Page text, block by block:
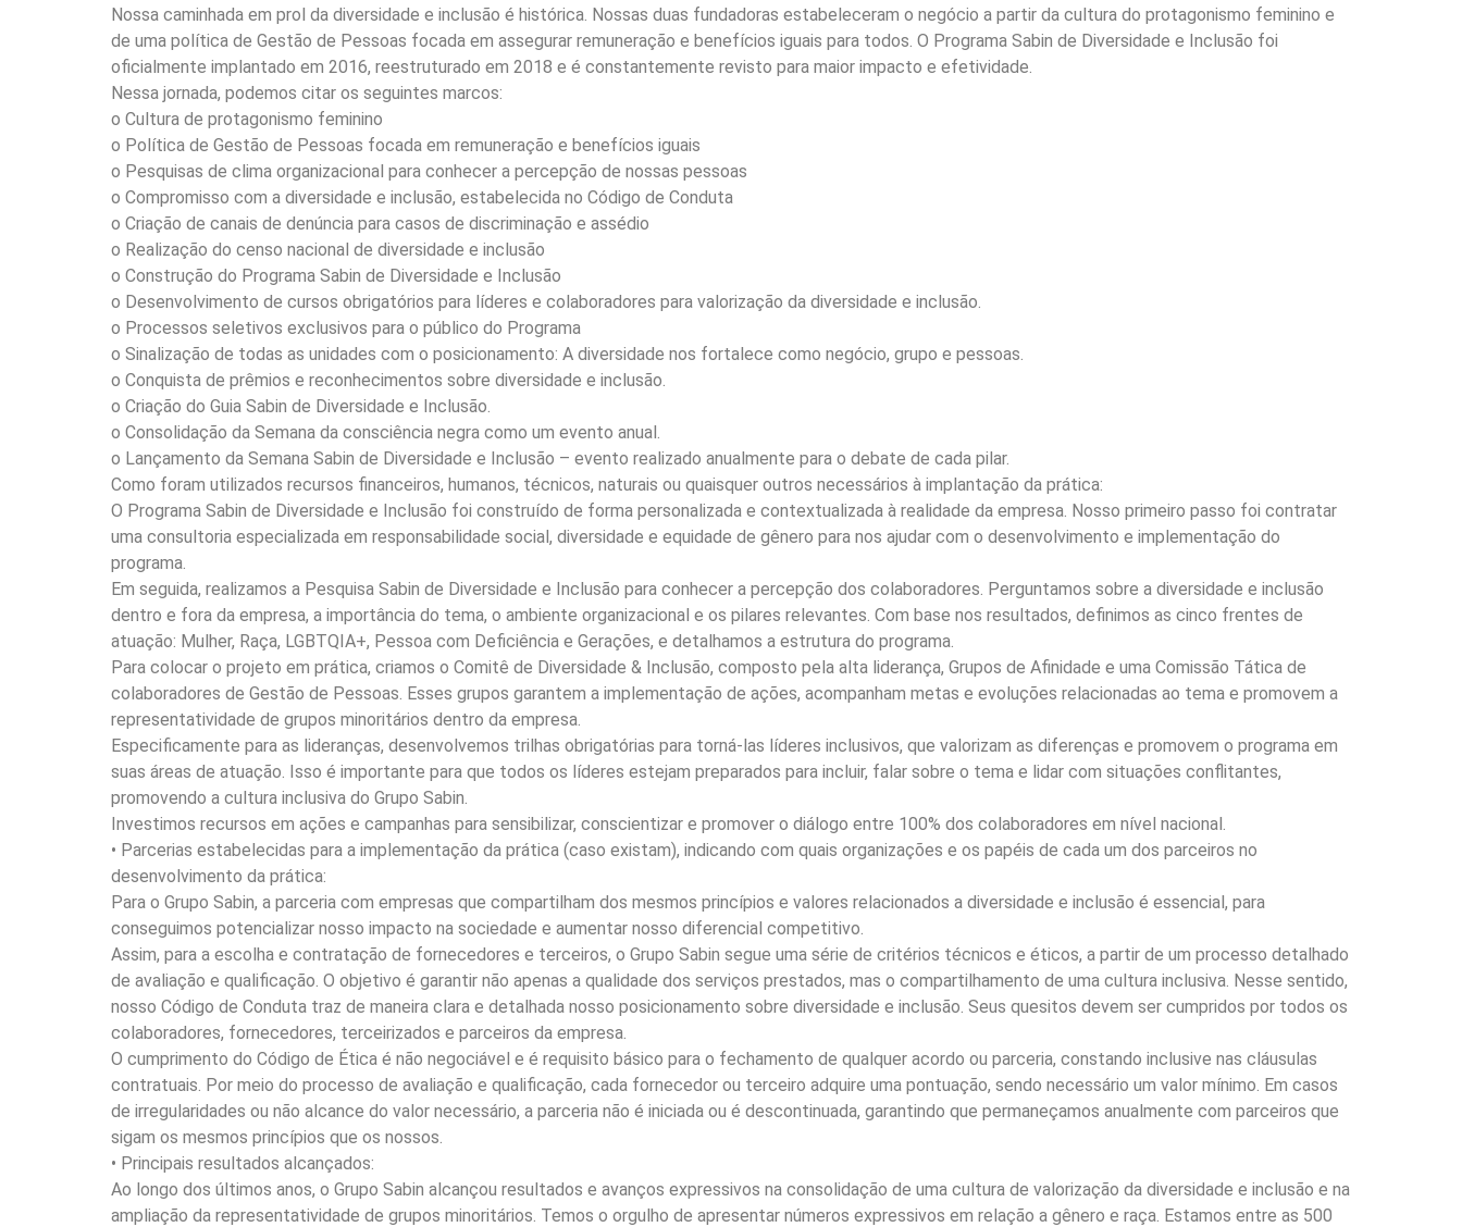
Nossa caminhada em prol da diversidade e inclusão é histórica. Nossas duas fundadoras estabeleceram o negócio a partir da cultura do protagonismo feminino e
de uma política de Gestão de Pessoas focada em assegurar remuneração e benefícios iguais para todos. O Programa Sabin de Diversidade e Inclusão foi
oficialmente implantado em 2016, reestruturado em 2018 e é constantemente revisto para maior impacto e efetividade.
Nessa jornada, podemos citar os seguintes marcos:
o Cultura de protagonismo feminino
o Política de Gestão de Pessoas focada em remuneração e benefícios iguais
o Pesquisas de clima organizacional para conhecer a percepção de nossas pessoas
o Compromisso com a diversidade e inclusão, estabelecida no Código de Conduta
o Criação de canais de denúncia para casos de discriminação e assédio
o Realização do censo nacional de diversidade e inclusão
o Construção do Programa Sabin de Diversidade e Inclusão
o Desenvolvimento de cursos obrigatórios para líderes e colaboradores para valorização da diversidade e inclusão.
o Processos seletivos exclusivos para o público do Programa
o Sinalização de todas as unidades com o posicionamento: A diversidade nos fortalece como negócio, grupo e pessoas.
o Conquista de prêmios e reconhecimentos sobre diversidade e inclusão.
o Criação do Guia Sabin de Diversidade e Inclusão.
o Consolidação da Semana da consciência negra como um evento anual.
o Lançamento da Semana Sabin de Diversidade e Inclusão – evento realizado anualmente para o debate de cada pilar.
Como foram utilizados recursos financeiros, humanos, técnicos, naturais ou quaisquer outros necessários à implantação da prática:
O Programa Sabin de Diversidade e Inclusão foi construído de forma personalizada e contextualizada à realidade da empresa. Nosso primeiro passo foi contratar
uma consultoria especializada em responsabilidade social, diversidade e equidade de gênero para nos ajudar com o desenvolvimento e implementação do
programa.
Em seguida, realizamos a Pesquisa Sabin de Diversidade e Inclusão para conhecer a percepção dos colaboradores. Perguntamos sobre a diversidade e inclusão
dentro e fora da empresa, a importância do tema, o ambiente organizacional e os pilares relevantes. Com base nos resultados, definimos as cinco frentes de
atuação: Mulher, Raça, LGBTQIA+, Pessoa com Deficiência e Gerações, e detalhamos a estrutura do programa.
Para colocar o projeto em prática, criamos o Comitê de Diversidade & Inclusão, composto pela alta liderança, Grupos de Afinidade e uma Comissão Tática de
colaboradores de Gestão de Pessoas. Esses grupos garantem a implementação de ações, acompanham metas e evoluções relacionadas ao tema e promovem a
representatividade de grupos minoritários dentro da empresa.
Especificamente para as lideranças, desenvolvemos trilhas obrigatórias para torná-las líderes inclusivos, que valorizam as diferenças e promovem o programa em
suas áreas de atuação. Isso é importante para que todos os líderes estejam preparados para incluir, falar sobre o tema e lidar com situações conflitantes,
promovendo a cultura inclusiva do Grupo Sabin.
Investimos recursos em ações e campanhas para sensibilizar, conscientizar e promover o diálogo entre 100% dos colaboradores em nível nacional.
• Parcerias estabelecidas para a implementação da prática (caso existam), indicando com quais organizações e os papéis de cada um dos parceiros no
desenvolvimento da prática:
Para o Grupo Sabin, a parceria com empresas que compartilham dos mesmos princípios e valores relacionados a diversidade e inclusão é essencial, para
conseguimos potencializar nosso impacto na sociedade e aumentar nosso diferencial competitivo.
Assim, para a escolha e contratação de fornecedores e terceiros, o Grupo Sabin segue uma série de critérios técnicos e éticos, a partir de um processo detalhado
de avaliação e qualificação. O objetivo é garantir não apenas a qualidade dos serviços prestados, mas o compartilhamento de uma cultura inclusiva. Nesse sentido,
nosso Código de Conduta traz de maneira clara e detalhada nosso posicionamento sobre diversidade e inclusão. Seus quesitos devem ser cumpridos por todos os
colaboradores, fornecedores, terceirizados e parceiros da empresa.
O cumprimento do Código de Ética é não negociável e é requisito básico para o fechamento de qualquer acordo ou parceria, constando inclusive nas cláusulas
contratuais. Por meio do processo de avaliação e qualificação, cada fornecedor ou terceiro adquire uma pontuação, sendo necessário um valor mínimo. Em casos
de irregularidades ou não alcance do valor necessário, a parceria não é iniciada ou é descontinuada, garantindo que permaneçamos anualmente com parceiros que
sigam os mesmos princípios que os nossos.
• Principais resultados alcançados:
Ao longo dos últimos anos, o Grupo Sabin alcançou resultados e avanços expressivos na consolidação de uma cultura de valorização da diversidade e inclusão e na
ampliação da representatividade de grupos minoritários. Temos o orgulho de apresentar números expressivos em relação a gênero e raça. Estamos entre as 500